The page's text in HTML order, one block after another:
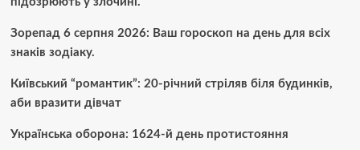
Зорепад 6 серпня 2026: Ваш гороскоп на день для всіх
знаків зодіаку.
Київський “романтик”: 20-річний стріляв біля будинків,
аби вразити дівчат
Українська оборона: 1624-й день протистояння